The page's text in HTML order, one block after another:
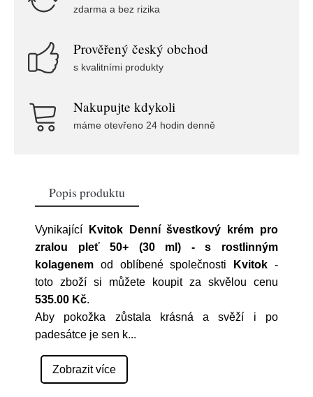
zdarma a bez rizika
Prověřený český obchod
s kvalitními produkty
Nakupujte kdykoli
máme otevřeno 24 hodin denně
Popis produktu
Vynikající
Kvitok Denní švestkový krém pro
zralou pleť 50+ (30 ml) - s rostlinným
kolagenem od oblíbené společnosti Kvitok -
toto zboží si můžete koupit za skvělou cenu
535.00 Kč.
Aby pokožka zůstala krásná a svěží i po
padesátce je sen k...
Zobrazit více